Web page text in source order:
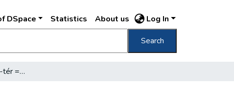
DSpace Statistics About us Log In
Search
Budapest Döbrentey-tér = Döbrentey-Platz